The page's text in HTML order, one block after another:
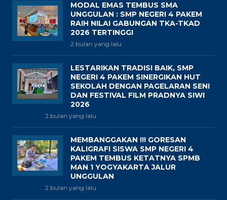
MODAL EMAS TEMBUS SMA
UNGGULAN : SMP NEGERI 4 PAKEM
RAIH NILAI GABUNGAN TKA-TKAD
2026 TERTINGGI
2 bulan yang lalu
LESTARIKAN TRADISI BAIK, SMP
NEGERI 4 PAKEM SINERGIKAN HUT
SEKOLAH DENGAN PAGELARAN SENI
DAN FESTIVAL FILM PRADNYA SIWI
2026
2 bulan yang lalu
MEMBANGGAKAN !!! GORESAN
KALIGRAFI SISWA SMP NEGERI 4
PAKEM TEMBUS KETATNYA SPMB
MAN 1 YOGYAKARTA JALUR
UNGGULAN
2 bulan yang lalu